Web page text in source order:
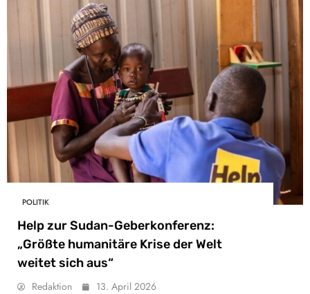
POLITIK
Help zur Sudan-Geberkonferenz:
„Größte humanitäre Krise der Welt
weitet sich aus“
Redaktion 13. April 2026